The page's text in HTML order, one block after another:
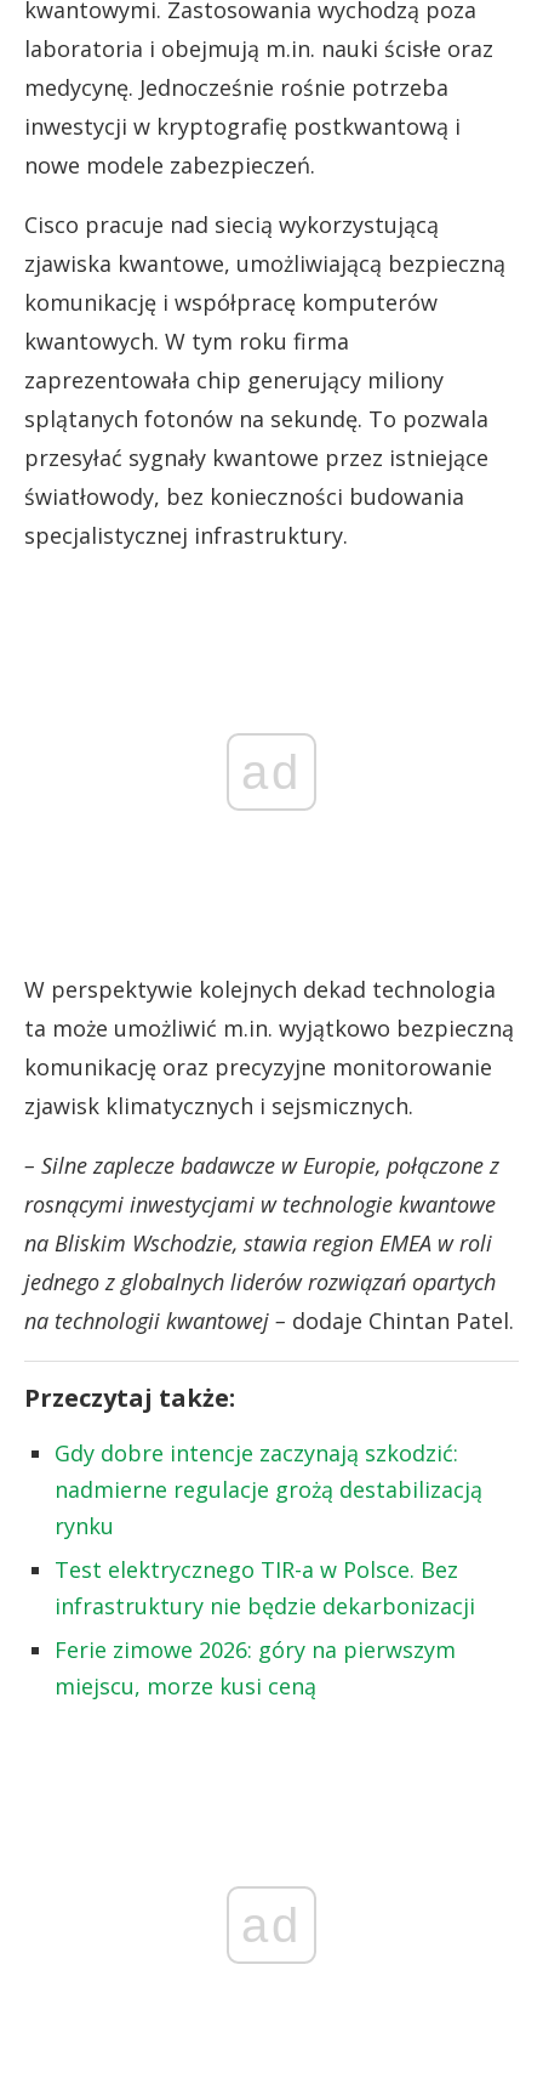
kwantowymi. Zastosowania wychodzą poza
laboratoria i obejmują m.in. nauki ścisłe oraz
medycynę. Jednocześnie rośnie potrzeba
inwestycji w kryptografię postkwantową i
nowe modele zabezpieczeń.
Cisco pracuje nad siecią wykorzystującą
zjawiska kwantowe, umożliwiającą bezpieczną
komunikację i współpracę komputerów
kwantowych. W tym roku firma
zaprezentowała chip generujący miliony
splątanych fotonów na sekundę. To pozwala
przesyłać sygnały kwantowe przez istniejące
światłowody, bez konieczności budowania
specjalistycznej infrastruktury.
ad
W perspektywie kolejnych dekad technologia
ta może umożliwić m.in. wyjątkowo bezpieczną
komunikację oraz precyzyjne monitorowanie
zjawisk klimatycznych i sejsmicznych.
– Silne zaplecze badawcze w Europie, połączone z
rosnącymi inwestycjami w technologie kwantowe
na Bliskim Wschodzie, stawia region EMEA w roli
jednego z globalnych liderów rozwiązań opartych
na technologii kwantowej – dodaje Chintan Patel.
Przeczytaj także:
Gdy dobre intencje zaczynają szkodzić:
nadmierne regulacje grożą destabilizacją
rynku
Test elektrycznego TIR-a w Polsce. Bez
infrastruktury nie będzie dekarbonizacji
Ferie zimowe 2026: góry na pierwszym
miejscu, morze kusi ceną
ad